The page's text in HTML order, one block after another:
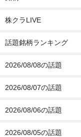
株クラLIVE
話題銘柄ランキング
2026/08/08の話題
2026/08/07の話題
2026/08/06の話題
2026/08/05の話題